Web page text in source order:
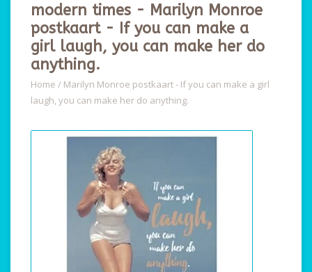
modern times - Marilyn Monroe
postkaart - If you can make a
girl laugh, you can make her do
anything.
Home / Marilyn Monroe postkaart - If you can make a girl
laugh, you can make her do anything.